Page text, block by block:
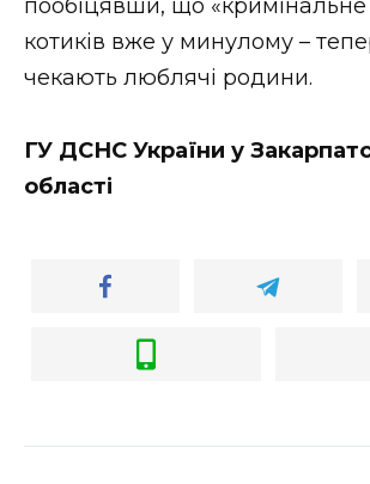
пообіцявши, що
котиків вже у минулому –
чекають люблячі родини.
ГУ ДСНС України у
області